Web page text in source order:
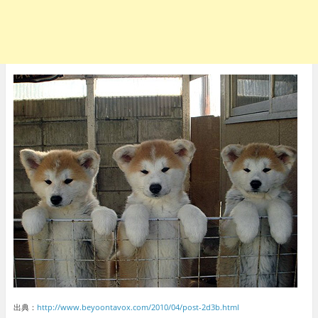
出典： http://www.beyoontavox.com/2010/04/post-2d3b.html